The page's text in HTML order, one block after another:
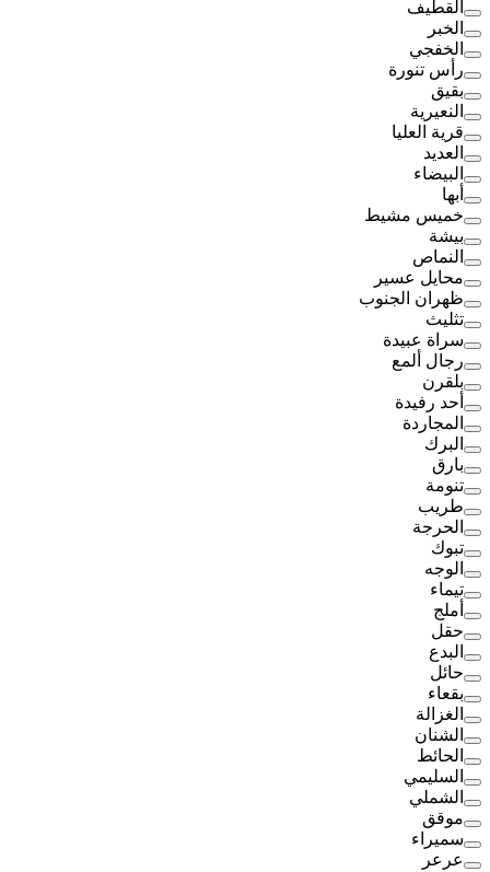
القطيف
الخبر
الخفجي
رأس تنورة
بقيق
النعيرية
قرية العليا
العديد
البيضاء
أبها
خميس مشيط
بيشة
النماص
محايل عسير
ظهران الجنوب
تثليث
سراة عبيدة
رجال ألمع
بلقرن
أحد رفيدة
المجاردة
البرك
بارق
تنومة
طريب
الحرجة
تبوك
الوجه
تيماء
أملج
حقل
البدع
حائل
بقعاء
الغزالة
الشنان
الحائط
السليمي
الشملي
موقق
سميراء
عرعر